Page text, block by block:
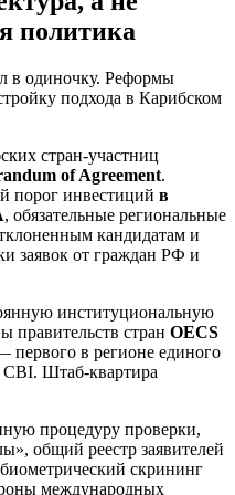
политика
в одиночку. Реформы
подхода в Карибском
стран-участниц
of Agreement.
порог инвестиций в
, обязательные региональные
кандидатам и
заявок от граждан РФ и
институциональную
правительств стран OECS
первого в регионе единого
CBI. Штаб-квартира
процедуру проверки,
общий реестр заявителей
скрининг
международных